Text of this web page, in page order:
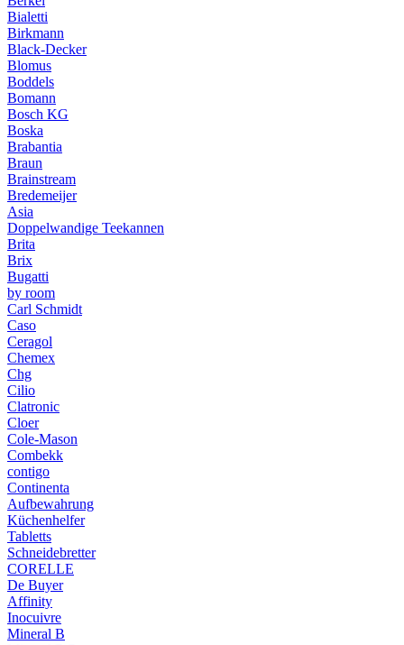
Bialetti
Birkmann
Black-Decker
Blomus
Boddels
Bomann
Bosch KG
Boska
Brabantia
Braun
Brainstream
Bredemeijer
Asia
Doppelwandige Teekannen
Brita
Brix
Bugatti
by room
Carl Schmidt
Caso
Ceragol
Chemex
Chg
Cilio
Clatronic
Cloer
Cole-Mason
Combekk
contigo
Continenta
Aufbewahrung
Küchenhelfer
Tabletts
Schneidebretter
CORELLE
De Buyer
Affinity
Inocuivre
Mineral B